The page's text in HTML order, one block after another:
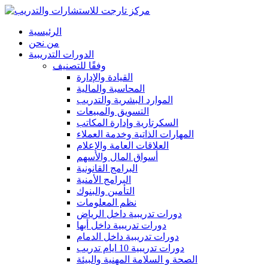
الرئيسية
من نحن
الدورات التدريبية
وفقًا للتصنيف
القيادة والإدارة
المحاسبة والمالية
الموارد البشرية والتدريب
التسويق والمبيعات
السكرتارية وإدارة المكاتب
المهارات الذاتية وخدمة العملاء
العلاقات العامة والإعلام
أسواق المال والأسهم
البرامج القانونية
البرامج الأمنية
التأمين والبنوك
نظم المعلومات
دورات تدريبية داخل الرياض
دورات تدريبية داخل أبها
دورات تدريبية داخل الدمام
دورات تدريبية 10 ايام تدريب
الصحة و السلامة المهنية والبيئة